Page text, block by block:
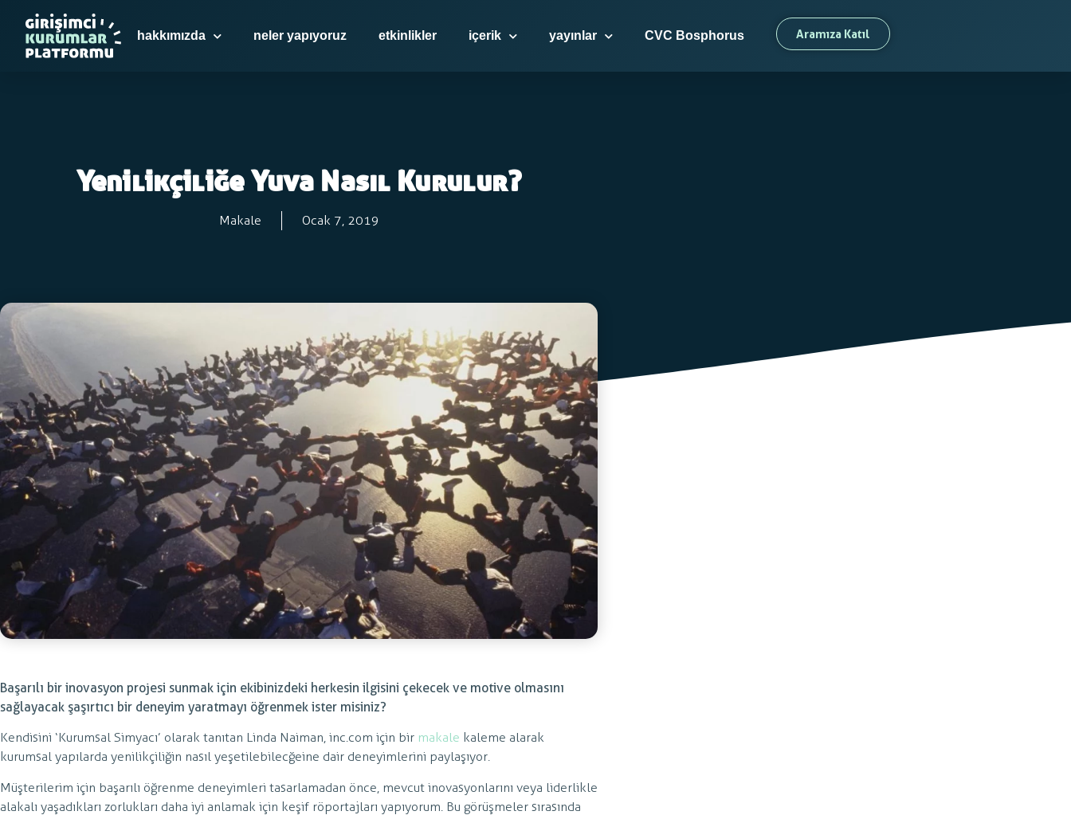
hakkımızda neler yapıyoruz etkinlikler içerik yayınlar CVC Bosphorus Aramıza Katıl
Yenilikçiliğe Yuva Nasıl Kurulur?
Makale Ocak 7, 2019
Başarılı bir inovasyon projesi sunmak için ekibinizdeki herkesin ilgisini çekecek ve motive olmasını
sağlayacak şaşırtıcı bir deneyim yaratmayı öğrenmek ister misiniz?
Kendisini ‘Kurumsal Simyacı’ olarak tanıtan Linda Naiman, inc.com için bir makale kaleme alarak
kurumsal yapılarda yenilikçiliğin nasıl yeşetilebilecğeine dair deneyimlerini paylaşıyor.
Müşterilerim için başarılı öğrenme deneyimleri tasarlamadan önce, mevcut inovasyonlarını veya liderlikle
alakalı yaşadıkları zorlukları daha iyi anlamak için keşif röportajları yapıyorum. Bu görüşmeler sırasında